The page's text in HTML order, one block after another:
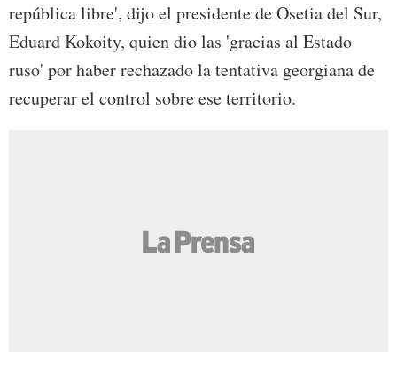
república libre', dijo el presidente de Osetia del Sur,
Eduard Kokoity, quien dio las 'gracias al Estado
ruso' por haber rechazado la tentativa georgiana de
recuperar el control sobre ese territorio.